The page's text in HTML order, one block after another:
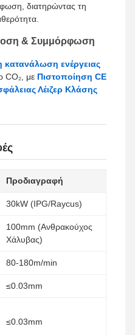
διατηρώντας τη
& Συμμόρφωση
κατανάλωση ενέργειας
CO₂, με Πιστοποίηση CE
Λέιζερ Κλάσης
Προδιαγραφή
30kW (IPG/Raycus)
100mm (Ανθρακούχος
Χάλυβας)
80-180m/min
≤0.03mm
≤0.03mm